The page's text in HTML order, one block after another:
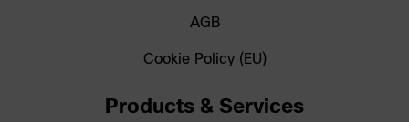
AGB
Cookie Policy (EU)
Products & Services